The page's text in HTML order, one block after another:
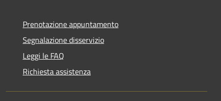
Prenotazione appuntamento
Segnalazione disservizio
Leggi le FAQ
Richiesta assistenza